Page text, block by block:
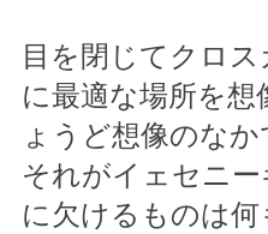
目を閉じてクロ
に最適な場所を
ょうど想像のなか
それがイェセニー
に欠けるものは